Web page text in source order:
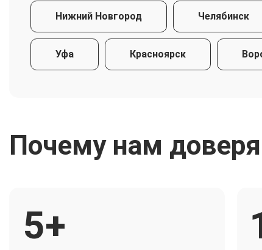
Нижний Новгород Челябинск
Уфа Красноярск
Почему нам
5+